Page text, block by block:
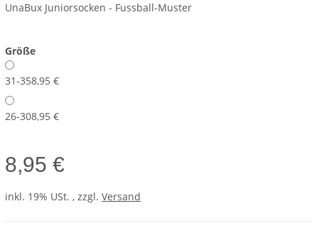
UnaBux Juniorsocken - Fussball-Muster
Größe
31-358,95 €
26-308,95 €
8,95 €
inkl. 19% USt. , zzgl. Versand